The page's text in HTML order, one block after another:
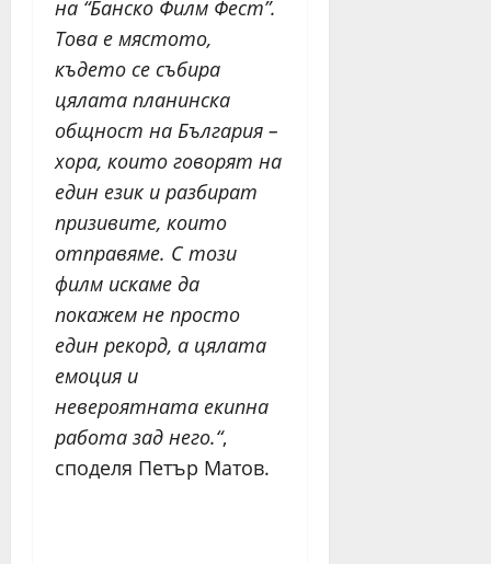
на “Банско Филм Фест”.
Това е мястото,
където се събира
цялата планинска
общност на България –
хора, които говорят на
един език и разбират
призивите, които
отправяме. С този
филм искаме да
покажем не просто
един рекорд, а цялата
емоция и
невероятната екипна
работа зад него.“,
споделя Петър Матов.